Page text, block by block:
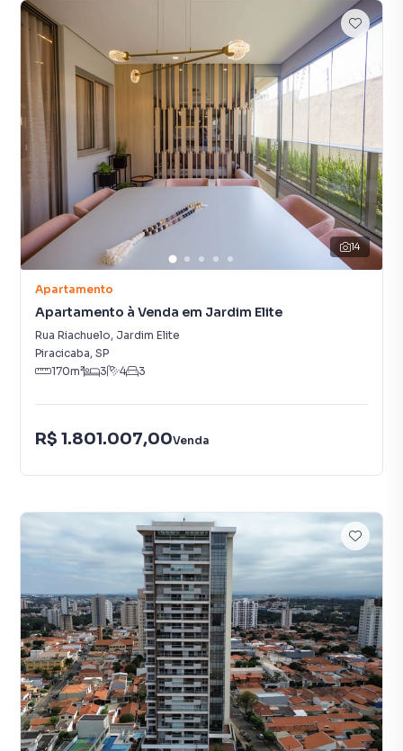
14
Apartamento
Apartamento à Venda em Jardim Elite
Rua Riachuelo, Jardim Elite
Piracicaba, SP
170m² 3 4 3
R$ 1.801.007,00Venda